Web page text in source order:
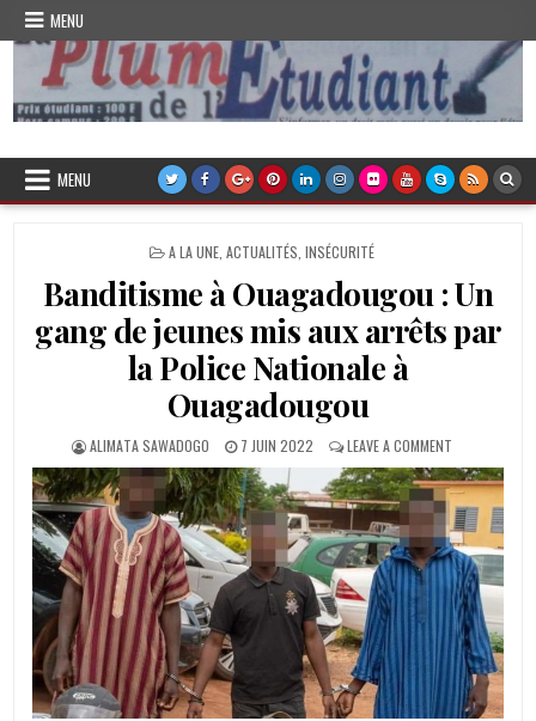
Skip
content
MENU
Plume de l'Etudiant
MENU
POSTED
A LA UNE ACTUALITÉS INSÉCURITÉ
Banditisme à Ouagadougou : Un
gang de jeunes mis aux arrêts par
la Police Nationale à
Ouagadougou
AUTHOR:
ALIMATA SAWADOGO
PUBLISHED
DATE:
7 JUIN 2022 LEAVE A COMMENT
BANDITISME
À
:
UN
GANG
DE
JEUNES
MIS
AUX
ARRÊTS
PAR
LA